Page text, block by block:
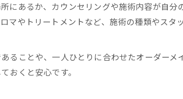
リングアロマで心身を癒す使い方
東京都で体験できるヒーリングアロマの魅力
ーリングアロマを日常に取り入れるコツ
にあるか、カウンセリングや施術内容が自
マやトリートメントなど、施術の種類やスタ
ことや、一人ひとりに合わせたオーダーメ
おくと安心です。